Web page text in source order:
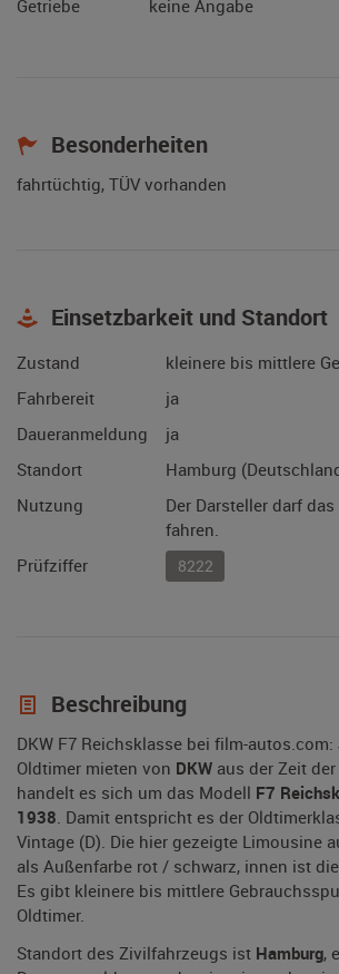
Getriebe
keine Angabe
Besonderheiten
fahrtüchtig, TÜV vorhanden
Einsetzbarkeit und Standort
Zustand
kleinere bis mittlere
Fahrbereit
ja
Daueranmeldung
ja
Standort
Hamburg
Nutzung
Der Darsteller darf
fahren.
Prüfziffer
8222
Beschreibung
DKW F7 Reichsklasse bei film-
Oldtimer mieten von DKW aus der Zeit der
handelt es sich um das Modell F7
1938. Damit entspricht es der
Vintage (D). Die hier gezeigte Limousine
als Außenfarbe rot / schwarz, innen ist
Es gibt kleinere bis mittlere
Oldtimer.
Standort des Zivilfahrzeugs ist Hamburg,